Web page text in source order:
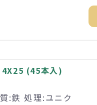
4X25 (45本入)
:鉄 処理:ユニク